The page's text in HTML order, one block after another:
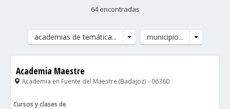
iniciar sesión / registro de centros
64 encontradas
academias de temática... municipio...
Academia Maestre
Academia en Fuente del Maestre (Badajoz) - 06360
Cursos y clases de